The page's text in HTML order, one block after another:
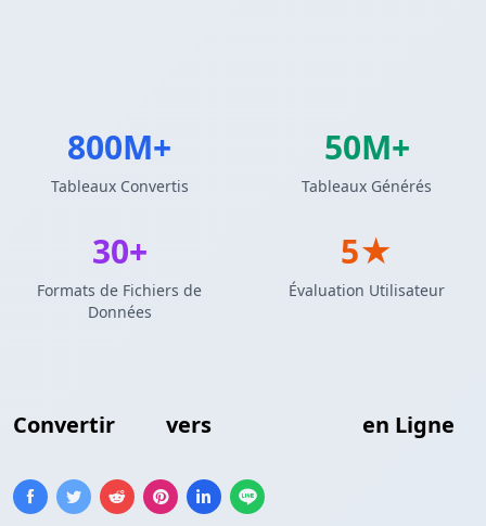
Convertir vers en Ligne
800M+
Tableaux Convertis
50M+
Tableaux Générés
30+
Formats de Fichiers de
Données
5★
Évaluation Utilisateur